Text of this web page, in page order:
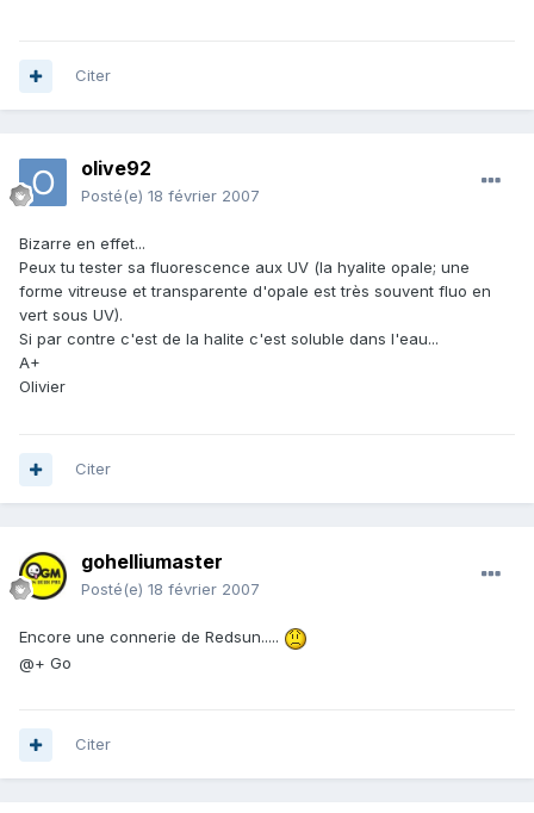
Citer
olive92
Posté(e) 18 février 2007
Bizarre en effet...
Peux tu tester sa fluorescence aux UV (la hyalite opale; une
forme vitreuse et transparente d'opale est très souvent fluo en
vert sous UV).
Si par contre c'est de la halite c'est soluble dans l'eau...
A+
Olivier
Citer
gohelliumaster
Posté(e) 18 février 2007
Encore une connerie de Redsun.....
@+ Go
Citer